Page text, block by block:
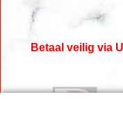
Betaal veilig via